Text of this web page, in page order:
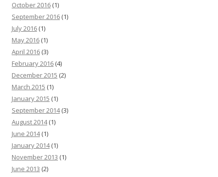
October 2016 (1)
September 2016 (1)
July 2016 (1)
May 2016 (1)
April 2016 (3)
February 2016 (4)
December 2015 (2)
March 2015 (1)
January 2015 (1)
September 2014(3)
August 2014(1)
June 2014(1)
January 2014(1)
November 2013 (1)
June 2013 (2)